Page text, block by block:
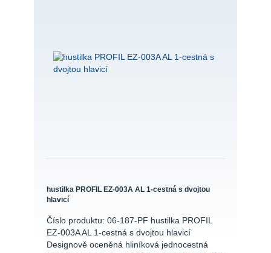
hustilka PROFIL EZ-003A AL 1-cestná s dvojtou
hlavicí
Číslo produktu: 06-187-PF hustilka PROFIL
EZ-003A AL 1-cestná s dvojtou hlavicí
Designově oceněná hliníková jednocestná